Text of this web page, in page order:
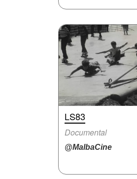
LS83
Documental
@MalbaCine